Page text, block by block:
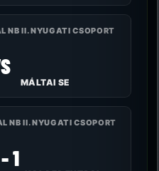
NB II. NYUGATI CSOPORT
MÁLTAI SE
NB II. NYUGATI CSOPORT
1